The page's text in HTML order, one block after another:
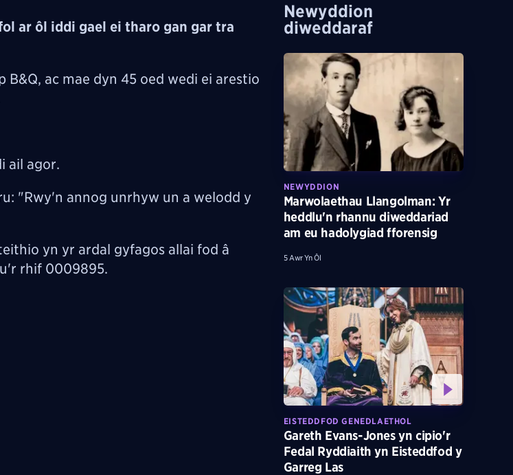
ar ôl iddi gael ei tharo gan gar tra
ac mae dyn 45 oed wedi ei arestio
ail agor.
"Rwy'n annog unrhyw un a welodd y
yn yr ardal gyfagos allai fod â
rhif 0009895.
Newyddion
diweddaraf
NEWYDDION
Marwolaethau Llangolman: Yr
heddlu'n rhannu diweddariad
am eu hadolygiad fforensig
5 Awr Yn Ôl
EISTEDDFOD GENEDLAETHOL
Gareth Evans-Jones yn cipio'r
Fedal Ryddiaith yn Eisteddfod y
Garreg Las